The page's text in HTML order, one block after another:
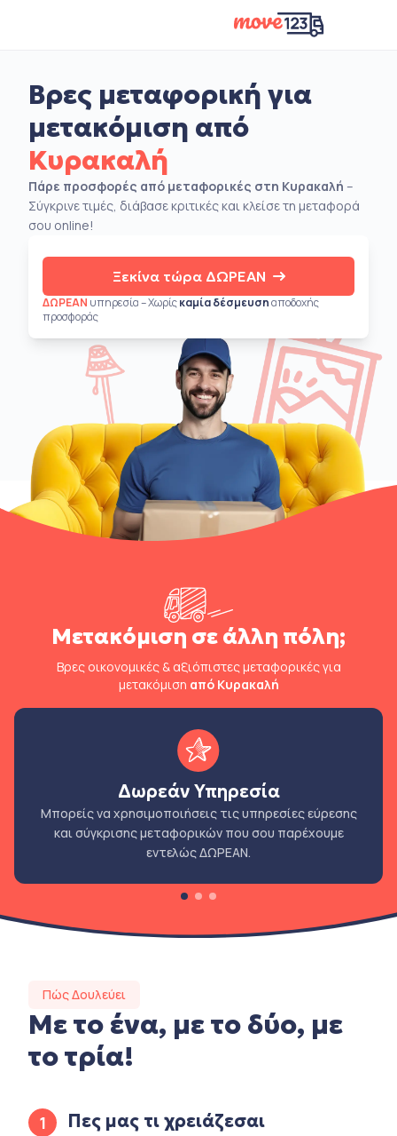
Βρες μεταφορική για
μετακόμιση από
Κυρακαλή
Πάρε προσφορές από μεταφορικές στη Κυρακαλή –
Σύγκρινε τιμές, διάβασε κριτικές και κλείσε τη μεταφορά
σου online!
Ξεκίνα τώρα ΔΩΡΕΑΝ
ΔΩΡΕΑΝ υπηρεσία – Χωρίςκαμία δέσμευσηαποδοχής
προσφοράς
Μετακόμιση σε άλλη πόλη;
Βρες οικονομικές & αξιόπιστες μεταφορικές για
μετακόμιση από Κυρακαλή
Δωρεάν Υπηρεσία
Μπορείς να χρησιμοποιήσεις τις υπηρεσίες εύρεσης
και σύγκρισης μεταφορικών που σου παρέχουμε
εντελώς ΔΩΡΕΑΝ.
Πώς Δουλεύει
Με το ένα, με το δύο, με
το τρία!
1 Πες μας τι χρειάζεσαι